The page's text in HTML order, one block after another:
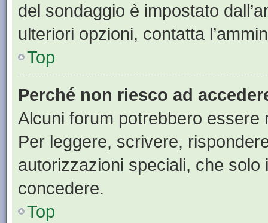
del sondaggio è impostato
ulteriori opzioni, contatta
Top
Perché non riesco ad
Alcuni forum potrebbero
Per leggere, scrivere,
autorizzazioni speciali, che solo
concedere.
Top